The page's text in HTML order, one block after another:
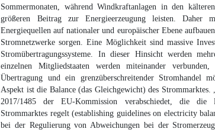
Sommermonaten, während Windkraftanlagen in den
größeren Beitrag zur Energieerzeugung leisten.
Energiequellen auf nationaler und europäischer Ebene
Stromnetzwerke sorgen. Eine Möglichkeit sind massive
Stromübertragungssysteme. In dieser Hinsicht werden
einzelnen Mitgliedstaaten werden miteinander verbunden,
Übertragung und ein grenzüberschreitender Stromhandel
Aspekt ist die Balance (das Gleichgewicht) des
2017/1485 der EU-Kommission verabschiedet, die
Strommarktes regelt (establishing guidelines on electricity
bei der Regulierung von Abweichungen bei der